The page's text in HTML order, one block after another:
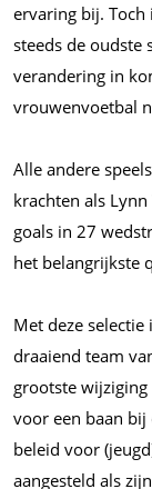
ervaring bij.
steeds de oudste
verandering in
vrouwenvoetbal
Alle andere
krachten als
goals in 27
het belangrijkste
Met deze
draaiend team
grootste
voor een baan
beleid voor
aangesteld als